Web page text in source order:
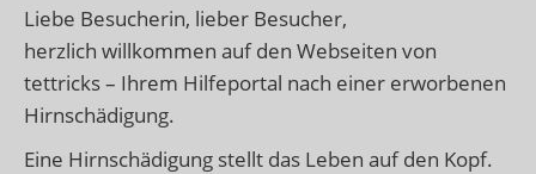
Liebe Besucherin, lieber Besucher,
herzlich willkommen auf den Webseiten von
tettricks – Ihrem Hilfeportal nach einer erworbenen
Hirnschädigung.
Eine Hirnschädigung stellt das Leben auf den Kopf.